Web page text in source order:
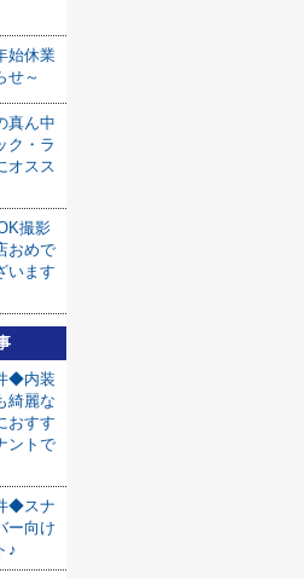
始休業
せ～
真ん中
ク・ラ
オスス
撮影
おめで
います
◆内装
綺麗な
おすす
ントで
◆スナ
ー向け
♪